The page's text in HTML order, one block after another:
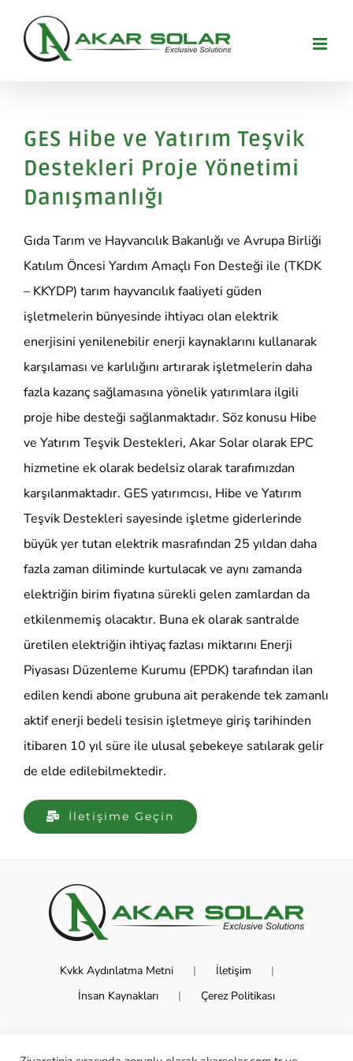
content
GES Hibe ve Yatırım Teşvik
Destekleri Proje Yönetimi
Danışmanlığı
Gıda Tarım ve Hayvancılık Bakanlığı ve Avrupa Birliği
Katılım Öncesi Yardım Amaçlı Fon Desteği ile (TKDK
– KKYDP) tarım hayvancılık faaliyeti güden
işletmelerin bünyesinde ihtiyacı olan elektrik
enerjisini yenilenebilir enerji kaynaklarını kullanarak
karşılaması ve karlılığını artırarak işletmelerin daha
fazla kazanç sağlamasına yönelik yatırımlara ilgili
proje hibe desteği sağlanmaktadır. Söz konusu Hibe
ve Yatırım Teşvik Destekleri, Akar Solar olarak EPC
hizmetine ek olarak bedelsiz olarak tarafımızdan
karşılanmaktadır. GES yatırımcısı, Hibe ve Yatırım
Teşvik Destekleri sayesinde işletme giderlerinde
büyük yer tutan elektrik masrafından 25 yıldan daha
fazla zaman diliminde kurtulacak ve aynı zamanda
elektriğin birim fiyatına sürekli gelen zamlardan da
etkilenmemiş olacaktır. Buna ek olarak santralde
üretilen elektriğin ihtiyaç fazlası miktarını Enerji
Piyasası Düzenleme Kurumu (EPDK) tarafından ilan
edilen kendi abone grubuna ait perakende tek zamanlı
aktif enerji bedeli tesisin işletmeye giriş tarihinden
itibaren 10 yıl süre ile ulusal şebekeye satılarak gelir
de elde edilebilmektedir.
İletişime Geçin
Kvkk Aydınlatma Metni
İletişim
İnsan Kaynakları
Çerez Politikası